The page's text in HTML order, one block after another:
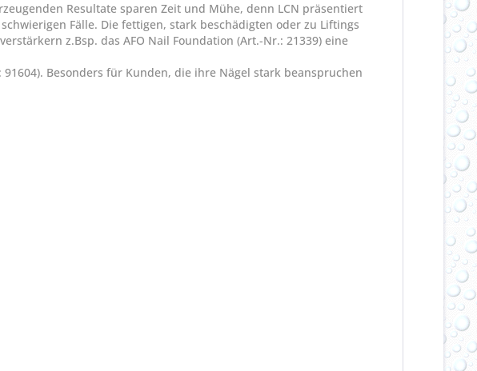
Resultate sparen Zeit und Mühe, denn LCN präsentiert
Fälle. Die fettigen, stark beschädigten oder zu Liftings
z.Bsp. das AFO Nail Foundation (Art.-Nr.: 21339) eine
Besonders für Kunden, die ihre Nägel stark beanspruchen